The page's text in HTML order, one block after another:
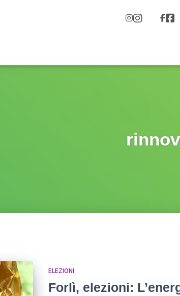
ELEZIONI
Forlì, elezioni: